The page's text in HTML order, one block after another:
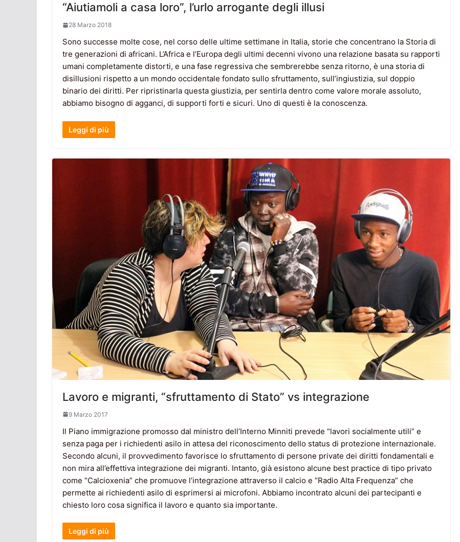
“Aiutiamoli a casa loro”, l’urlo arrogante degli illusi
28 Marzo 2018
Sono successe molte cose, nel corso delle ultime settimane in Italia, storie che concentrano la Storia di
tre generazioni di africani. L’Africa e l’Europa degli ultimi decenni vivono una relazione basata su rapporti
umani completamente distorti, e una fase regressiva che sembrerebbe senza ritorno, è una storia di
disillusioni rispetto a un mondo occidentale fondato sullo sfruttamento, sull’ingiustizia, sul doppio
binario dei diritti. Per ripristinarla questa giustizia, per sentirla dentro come valore morale assoluto,
abbiamo bisogno di agganci, di supporti forti e sicuri. Uno di questi è la conoscenza.
Leggi di più
Lavoro e migranti, “sfruttamento di Stato” vs integrazione
9 Marzo 2017
Il Piano immigrazione promosso dal ministro dell’Interno Minniti prevede “lavori socialmente utili” e
senza paga per i richiedenti asilo in attesa del riconoscimento dello status di protezione internazionale.
Secondo alcuni, il provvedimento favorisce lo sfruttamento di persone private dei diritti fondamentali e
non mira all’effettiva integrazione dei migranti. Intanto, già esistono alcune best practice di tipo privato
come “Calcioxenia” che promuove l’integrazione attraverso il calcio e “Radio Alta Frequenza” che
permette ai richiedenti asilo di esprimersi ai microfoni. Abbiamo incontrato alcuni dei partecipanti e
chiesto loro cosa significa il lavoro e quanto sia importante.
Leggi di più